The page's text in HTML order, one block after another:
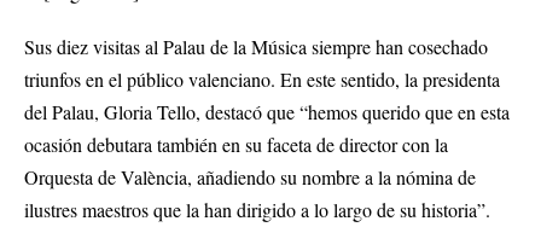
Sus diez visitas al Palau de la Música siempre han cosechado
triunfos en el público valenciano. En este sentido, la presidenta
del Palau, Gloria Tello, destacó que “hemos querido que en esta
ocasión debutara también en su faceta de director con la
Orquesta de València, añadiendo su nombre a la nómina de
ilustres maestros que la han dirigido a lo largo de su historia”.